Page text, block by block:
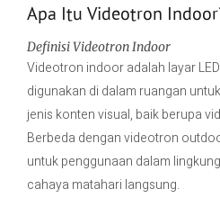
Apa Itu Videotron
Definisi Videotron Indoor
Videotron indoor adalah layar
digunakan di dalam ruangan
jenis konten visual, baik berupa
Berbeda dengan videotron
untuk penggunaan dalam
cahaya matahari langsung.